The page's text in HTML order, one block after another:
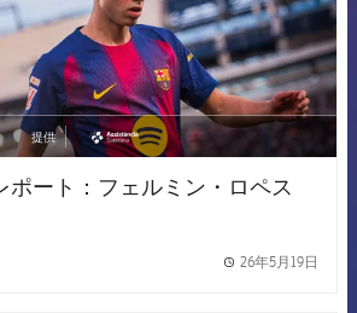
提供
asistencia
ポート：フェルミン・ロペス
26年5月19日